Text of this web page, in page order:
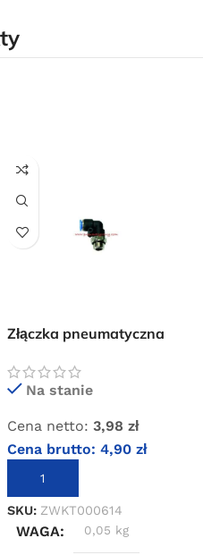
Złączka pneumatyczna
GZ
Na stanie
Cena netto: 3,98 zł
Cena brutto: 4,90 zł
DODAJ DO KOSZYKA
SKU: ZWKT000614
WAGA 0,05 kg